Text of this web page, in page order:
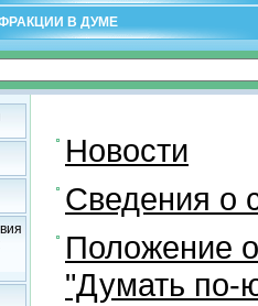
В ДУМЕ
Новости
Сведения о
Положение о
"Думать по-